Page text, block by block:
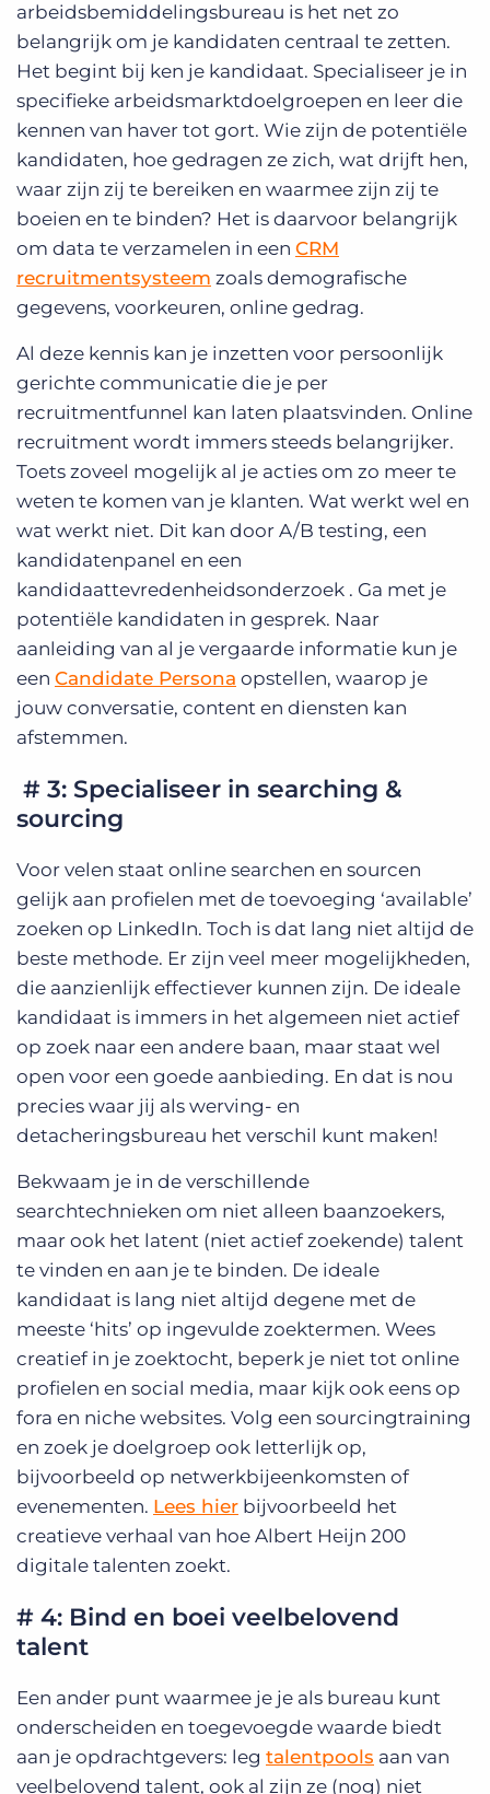
arbeidsbemiddelingsbureau is het net zo
belangrijk om je kandidaten centraal te zetten.
Het begint bij ken je kandidaat. Specialiseer je in
specifieke arbeidsmarktdoelgroepen en leer die
kennen van haver tot gort. Wie zijn de potentiële
kandidaten, hoe gedragen ze zich, wat drijft hen,
waar zijn zij te bereiken en waarmee zijn zij te
boeien en te binden? Het is daarvoor belangrijk
om data te verzamelen in een CRM
recruitmentsysteem zoals demografische
gegevens, voorkeuren, online gedrag.
Al deze kennis kan je inzetten voor persoonlijk
gerichte communicatie die je per
recruitmentfunnel kan laten plaatsvinden. Online
recruitment wordt immers steeds belangrijker.
Toets zoveel mogelijk al je acties om zo meer te
weten te komen van je klanten. Wat werkt wel en
wat werkt niet. Dit kan door A/B testing, een
kandidatenpanel en een
kandidaattevredenheidsonderzoek . Ga met je
potentiële kandidaten in gesprek. Naar
aanleiding van al je vergaarde informatie kun je
een Candidate Persona opstellen, waarop je
jouw conversatie, content en diensten kan
afstemmen.
# 3: Specialiseer in searching &
sourcing
Voor velen staat online searchen en sourcen
gelijk aan profielen met de toevoeging ‘available’
zoeken op LinkedIn. Toch is dat lang niet altijd de
beste methode. Er zijn veel meer mogelijkheden,
die aanzienlijk effectiever kunnen zijn. De ideale
kandidaat is immers in het algemeen niet actief
op zoek naar een andere baan, maar staat wel
open voor een goede aanbieding. En dat is nou
precies waar jij als werving- en
detacheringsbureau het verschil kunt maken!
Bekwaam je in de verschillende
searchtechnieken om niet alleen baanzoekers,
maar ook het latent (niet actief zoekende) talent
te vinden en aan je te binden. De ideale
kandidaat is lang niet altijd degene met de
meeste ‘hits’ op ingevulde zoektermen. Wees
creatief in je zoektocht, beperk je niet tot online
profielen en social media, maar kijk ook eens op
fora en niche websites. Volg een sourcingtraining
en zoek je doelgroep ook letterlijk op,
bijvoorbeeld op netwerkbijeenkomsten of
evenementen. Lees hier bijvoorbeeld het
creatieve verhaal van hoe Albert Heijn 200
digitale talenten zoekt.
# 4: Bind en boei veelbelovend
talent
Een ander punt waarmee je je als bureau kunt
onderscheiden en toegevoegde waarde biedt
aan je opdrachtgevers: leg talentpools aan van
veelbelovend talent, ook al zijn ze (nog) niet